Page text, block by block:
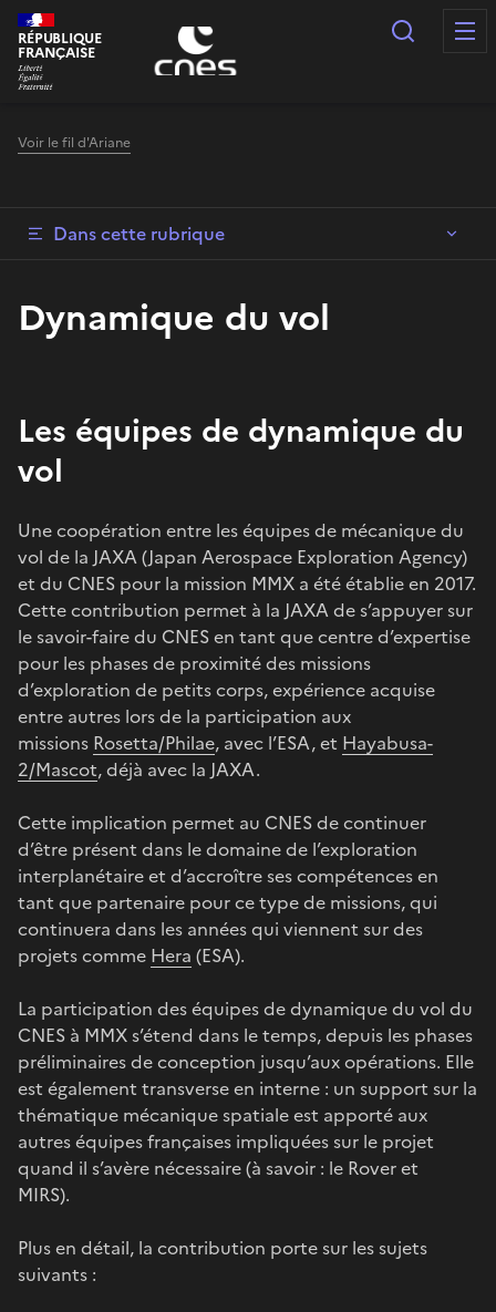
Panneau de gestion des cookies
RÉPUBLIQUE
FRANÇAISE
Voir le fil d'Ariane
Dans cette rubrique
Dynamique du vol
Les équipes de dynamique du
vol
Une coopération entre les équipes de mécanique du
vol de la JAXA (Japan Aerospace Exploration Agency)
et du CNES pour la mission MMX a été établie en 2017.
Cette contribution permet à la JAXA de s’appuyer sur
le savoir-faire du CNES en tant que centre d’expertise
pour les phases de proximité des missions
d’exploration de petits corps, expérience acquise
entre autres lors de la participation aux
missions Rosetta/Philae, avec l’ESA, et Hayabusa-
2/Mascot, déjà avec la JAXA.
Cette implication permet au CNES de continuer
d’être présent dans le domaine de l’exploration
interplanétaire et d’accroître ses compétences en
tant que partenaire pour ce type de missions, qui
continuera dans les années qui viennent sur des
projets comme Hera (ESA).
La participation des équipes de dynamique du vol du
CNES à MMX s’étend dans le temps, depuis les phases
préliminaires de conception jusqu’aux opérations. Elle
est également transverse en interne : un support sur la
thématique mécanique spatiale est apporté aux
autres équipes françaises impliquées sur le projet
quand il s’avère nécessaire (à savoir : le Rover et
MIRS).
Plus en détail, la contribution porte sur les sujets
suivants :